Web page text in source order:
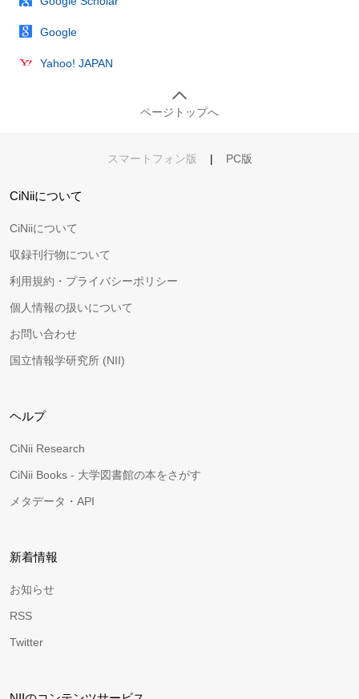
Google
Yahoo! JAPAN
ページトップへ
スマートフォン版 | PC版
CiNiiについて
CiNiiについて
収録刊行物について
利用規約・プライバシーポリシー
個人情報の扱いについて
お問い合わせ
国立情報学研究所 (NII)
ヘルプ
CiNii Research
CiNii Books - 大学図書館の本をさがす
メタデータ・API
新着情報
お知らせ
RSS
Twitter